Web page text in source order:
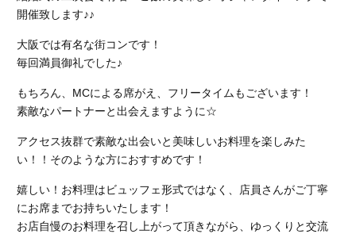
開催致します♪♪
大阪では有名な街コンです！
毎回満員御礼でした♪
もちろん、MCによる席がえ、フリータイムもございます！
素敵なパートナーと出会えますように☆
アクセス抜群で素敵な出会いと美味しいお料理を楽しみた
い！！そのような方におすすめです！
嬉しい！お料理はビュッフェ形式ではなく、店員さんがご丁寧
にお席までお持ちいたします！
お店自慢のお料理を召し上がって頂きながら、ゆっくりと交流